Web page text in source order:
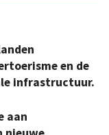
en de
infrastructuur.
aan